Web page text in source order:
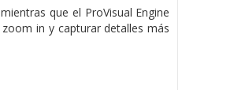
que el ProVisual Engine
in y capturar detalles más